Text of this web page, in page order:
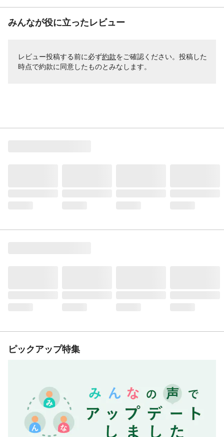
みんなが役に立ったレビュー
レビュー投稿する前に必ず約款をご確認ください。投稿した
時点で約款に同意したものとみなします。
ピックアップ特集